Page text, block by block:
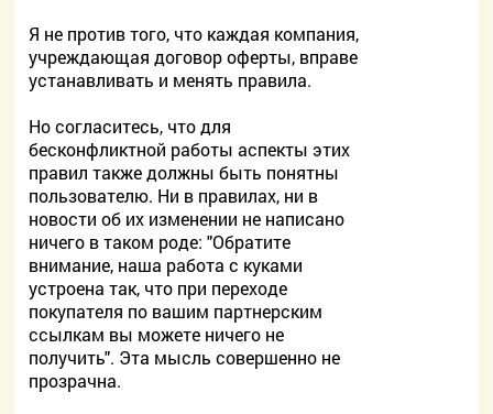
Я не против того, что каждая компания,
учреждающая договор оферты, вправе
устанавливать и менять правила.
Но согласитесь, что для
бесконфликтной работы аспекты этих
правил также должны быть понятны
пользователю. Ни в правилах, ни в
новости об их изменении не написано
ничего в таком роде: "Обратите
внимание, наша работа с куками
устроена так, что при переходе
покупателя по вашим партнерским
ссылкам вы можете ничего не
получить". Эта мысль совершенно не
прозрачна.